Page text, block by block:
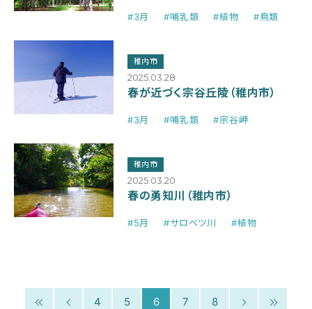
#3月 #哺乳類 #植物 #鳥類
稚内市
2025.03.28
春が近づく宗谷丘陵（稚内市）
#3月 #哺乳類 #宗谷岬
稚内市
2025.03.20
春の勇知川（稚内市）
#5月 #サロベツ川 #植物
4 5 6 7 8